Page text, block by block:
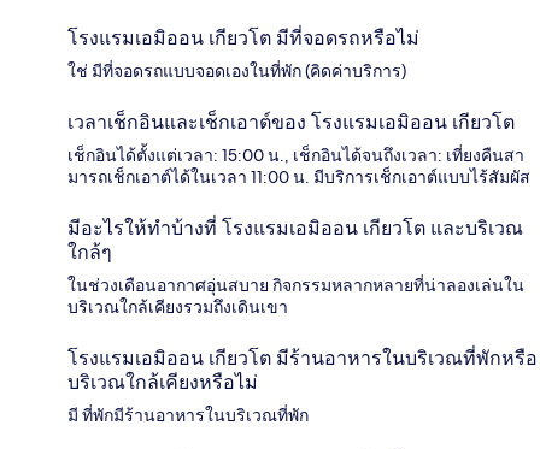
โรงแรมเอมิออน เกียวโต มีที่จอดรถหรือไม่
ใช่ มีที่จอดรถแบบจอดเองในที่พัก (คิดค่าบริการ)
เวลาเช็กอินและเช็กเอาต์ของ โรงแรมเอมิออน เกียวโต
เช็กอินได้ตั้งแต่เวลา: 15:00 น., เช็กอินได้จนถึงเวลา: เที่ยงคืนสา
มารถเช็กเอาต์ได้ในเวลา 11:00 น. มีบริการเช็กเอาต์แบบไร้สัมผัส
มีอะไรให้ทำบ้างที่ โรงแรมเอมิออน เกียวโต และบริเวณ
ใกล้ๆ
ในช่วงเดือนอากาศอุ่นสบาย กิจกรรมหลากหลายที่น่าลองเล่นใน
บริเวณใกล้เคียงรวมถึงเดินเขา
โรงแรมเอมิออน เกียวโต มีร้านอาหารในบริเวณที่พักหรือ
บริเวณใกล้เคียงหรือไม่
มี ที่พักมีร้านอาหารในบริเวณที่พัก